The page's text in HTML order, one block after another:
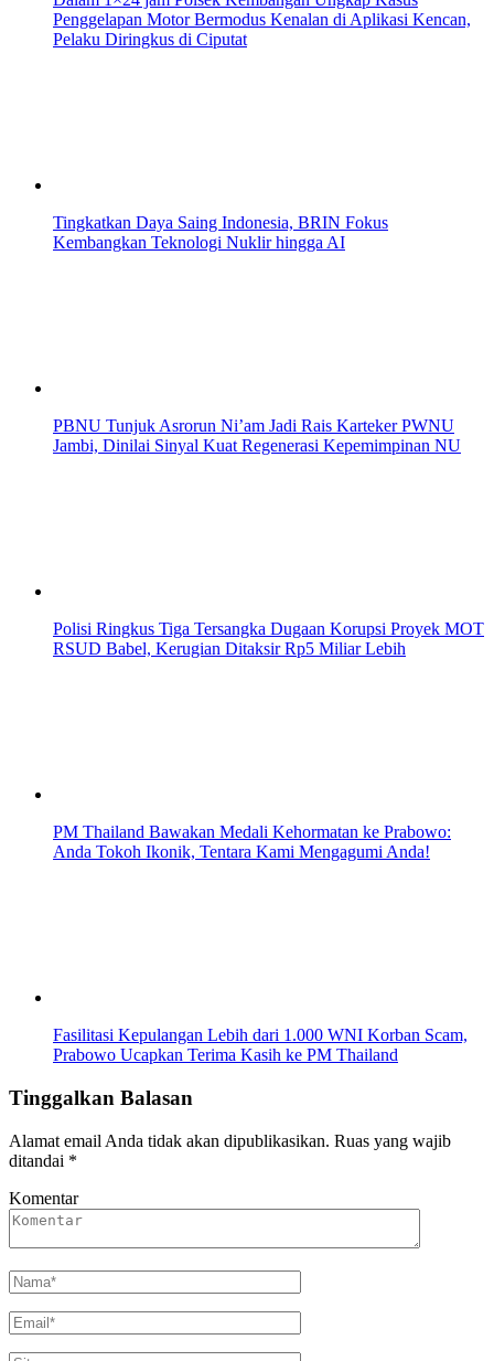
Penggelapan Motor Bermodus Kenalan di Aplikasi Kencan,
Pelaku Diringkus di Ciputat
Tingkatkan Daya Saing Indonesia, BRIN Fokus
Kembangkan Teknologi Nuklir hingga AI
PBNU Tunjuk Asrorun Ni’am Jadi Rais Karteker PWNU
Jambi, Dinilai Sinyal Kuat Regenerasi Kepemimpinan NU
Polisi Ringkus Tiga Tersangka Dugaan Korupsi Proyek MOT
RSUD Babel, Kerugian Ditaksir Rp5 Miliar Lebih
PM Thailand Bawakan Medali Kehormatan ke Prabowo:
Anda Tokoh Ikonik, Tentara Kami Mengagumi Anda!
Fasilitasi Kepulangan Lebih dari 1.000 WNI Korban Scam,
Prabowo Ucapkan Terima Kasih ke PM Thailand
Tinggalkan Balasan
Alamat email Anda tidak akan dipublikasikan. Ruas yang wajib
ditandai *
Komentar